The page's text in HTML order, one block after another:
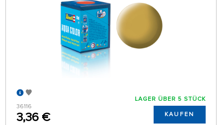
36116
3,36 €
LAGER ÜBER 5 STÜCK
KAUFEN